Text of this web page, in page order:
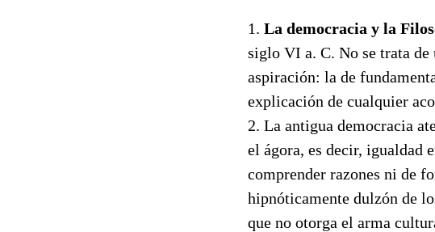
1. La democracia y la
siglo VI a. C. No se trata de
aspiración: la de
explicación de cualquier
2. La antigua democracia
el ágora, es decir,
comprender razones ni de
hipnóticamente dulzón de
que no otorga el arma